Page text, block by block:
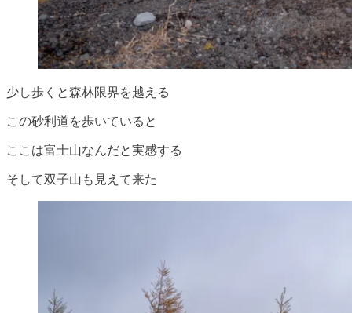
少し歩くと森林限界を越える
この砂利道を歩いていると
ここは富士山なんだと実感する
そして双子山も見えて来た